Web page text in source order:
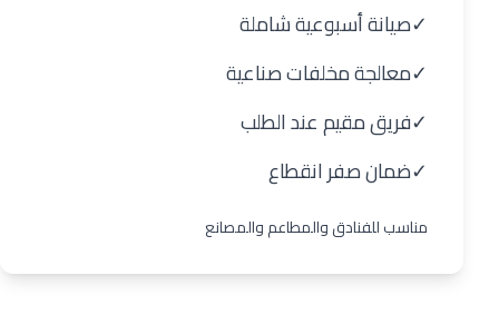
صيانة أسبوعية شاملة
معالجة مخلفات صناعية
فريق مقيم عند الطلب
ضمان صفر انقطاع
مناسب للفنادق والمطاعم والمصانع